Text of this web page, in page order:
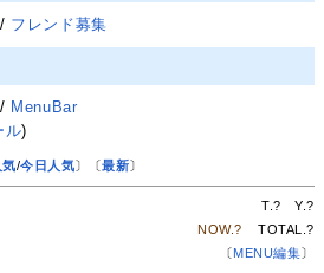
/ フレンド募集
/ MenuBar
ル)
気/今日人気〕〔最新〕
T.? Y.?
NOW.? TOTAL.?
〔 MENU編集〕